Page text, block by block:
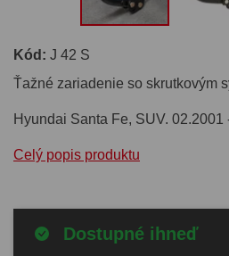
Kód: J 42 S
Ťažné zariadenie so skrutkovým
Hyundai Santa Fe, SUV. 02.2001
Celý popis produktu
Dostupné ihneď